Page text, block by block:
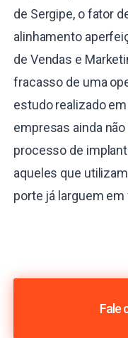
de Sergipe, o fator
alinhamento
de Vendas e
fracasso de uma
estudo realizado
empresas ainda
processo de
aqueles que
porte já larguem em
Fale